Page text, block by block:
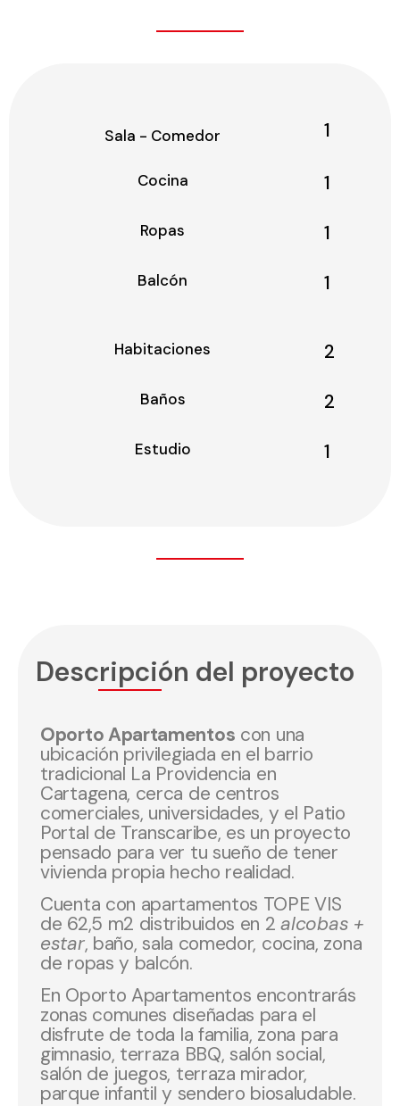
Sala - Comedor 1
Cocina 1
Ropas 1
Balcón 1
Habitaciones 2
Baños 2
Estudio 1
Descripción del proyecto
Oporto Apartamentos con una
ubicación privilegiada en el barrio
tradicional La Providencia en
Cartagena, cerca de centros
comerciales, universidades, y el Patio
Portal de Transcaribe, es un proyecto
pensado para ver tu sueño de tener
vivienda propia hecho realidad.
Cuenta con apartamentos TOPE VIS
de 62,5 m2 distribuidos en 2alcobas +
estar, baño, sala comedor, cocina, zona
de ropas y balcón.
En Oporto Apartamentos encontrarás
zonas comunes diseñadas para el
disfrute de toda la familia, zona para
gimnasio, terraza BBQ, salón social,
salón de juegos, terraza mirador,
parque infantil y sendero biosaludable.